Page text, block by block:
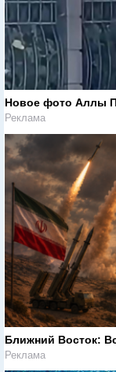
Новое фото Аллы
Реклама
Ближний Восток:
Реклама